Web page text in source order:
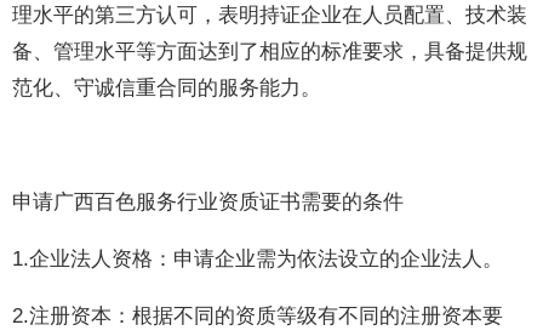
理水平的第三方认可，表明持证企业在人员配置、技术装
备、管理水平等方面达到了相应的标准要求，具备提供规
范化、守诚信重合同的服务能力。
申请广西百色服务行业资质证书需要的条件
1.企业法人资格：申请企业需为依法设立的企业法人。
2.注册资本：根据不同的资质等级有不同的注册资本要